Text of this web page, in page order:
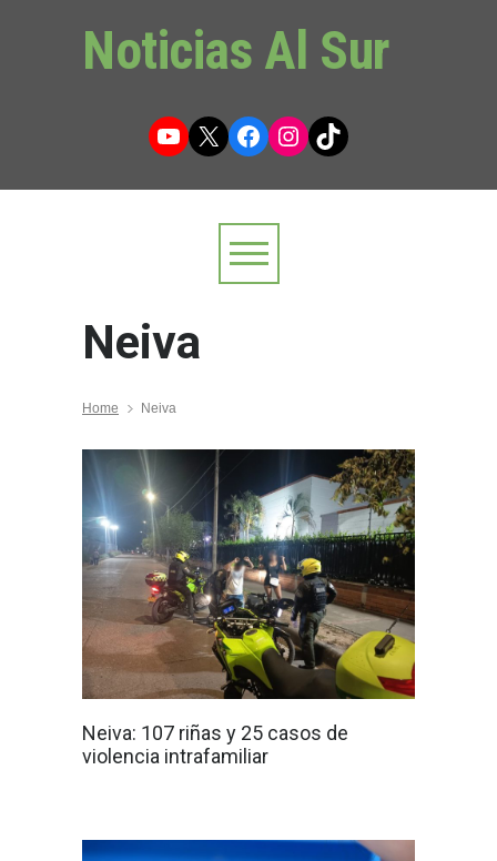
Noticias Al Sur
YouTube
X Facebook
Instagram
TikTok
Neiva
Home Neiva
Neiva: 107 riñas y 25 casos de
violencia intrafamiliar